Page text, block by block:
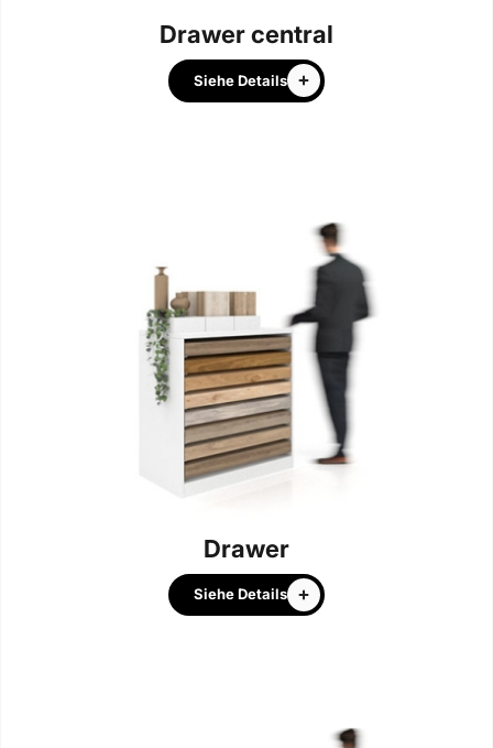
Drawer central
Siehe Details
Drawer
Siehe Details